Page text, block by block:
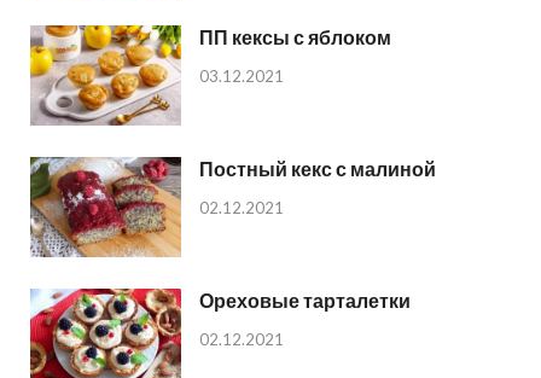
ПП кексы с яблоком
03.12.2021
Постный кекс с малиной
02.12.2021
Ореховые тарталетки
02.12.2021